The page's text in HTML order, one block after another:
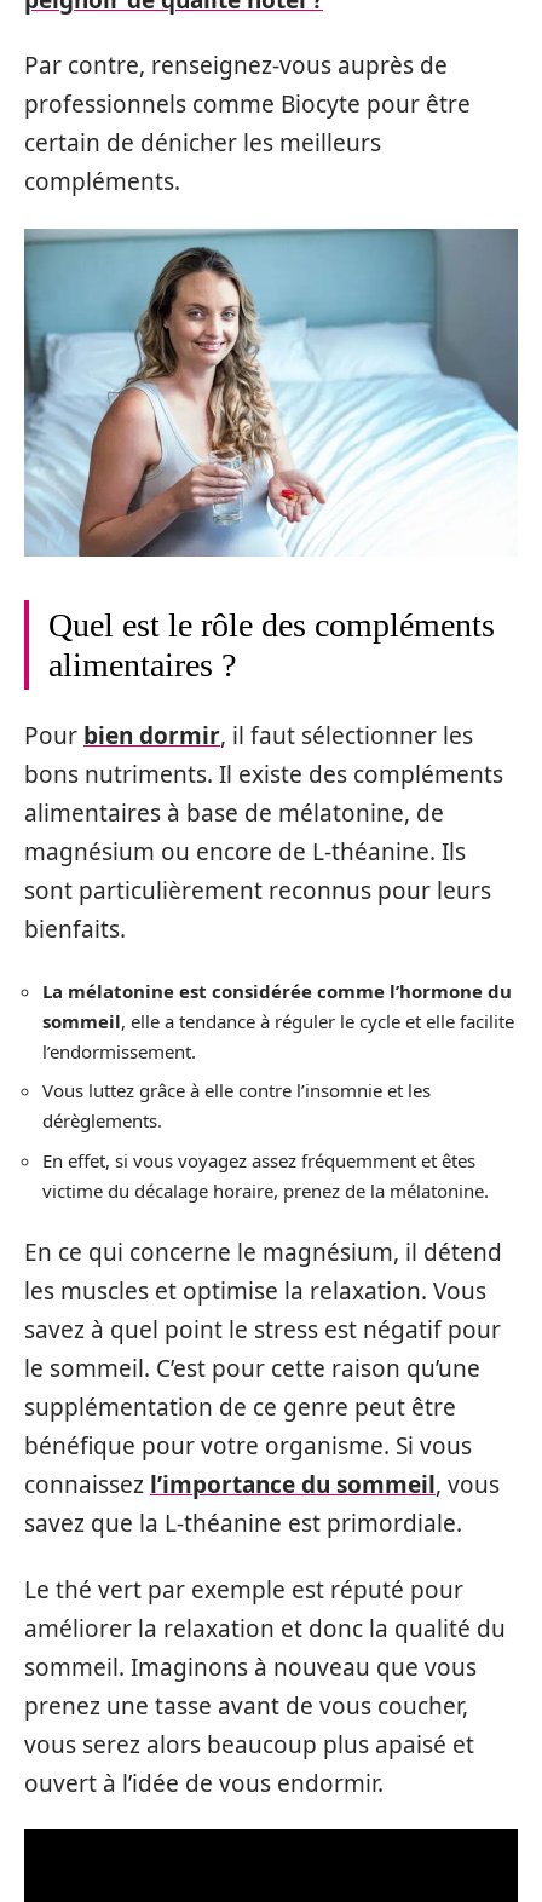
Par contre, renseignez-vous auprès de
professionnels comme Biocyte pour être
certain de dénicher les meilleurs
compléments.
Quel est le rôle des compléments
alimentaires ?
Pour bien dormir, il faut sélectionner les
bons nutriments. Il existe des compléments
alimentaires à base de mélatonine, de
magnésium ou encore de L-théanine. Ils
sont particulièrement reconnus pour leurs
bienfaits.
La mélatonine est considérée comme l’hormone du
sommeil, elle a tendance à réguler le cycle et elle facilite
l’endormissement.
Vous luttez grâce à elle contre l’insomnie et les
dérèglements.
En effet, si vous voyagez assez fréquemment et êtes
victime du décalage horaire, prenez de la mélatonine.
En ce qui concerne le magnésium, il détend
les muscles et optimise la relaxation. Vous
savez à quel point le stress est négatif pour
le sommeil. C’est pour cette raison qu’une
supplémentation de ce genre peut être
bénéfique pour votre organisme. Si vous
connaissez l’importance du sommeil, vous
savez que la L-théanine est primordiale.
Le thé vert par exemple est réputé pour
améliorer la relaxation et donc la qualité du
sommeil. Imaginons à nouveau que vous
prenez une tasse avant de vous coucher,
vous serez alors beaucoup plus apaisé et
ouvert à l’idée de vous endormir.